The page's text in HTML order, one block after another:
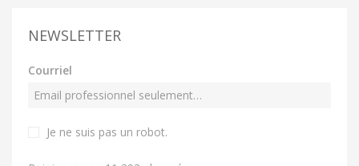
NEWSLETTER
Courriel
Je ne suis pas un robot.